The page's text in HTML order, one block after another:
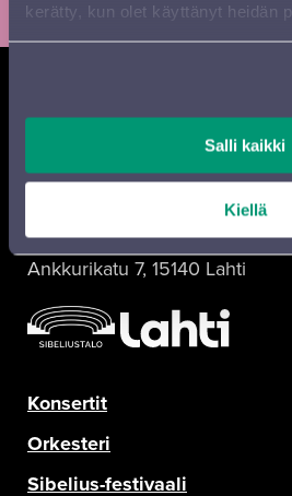
kerätty, kun olet käyttänyt heidän
Salli kaikki
Kiellä
Sinfonia Lahti
Sinfonia Lahti
Sinfonia Lahti
Sinfonia
Ankkurikatu 7, 15140 Lahti
Konsertit
Orkesteri
Sibelius-festivaali